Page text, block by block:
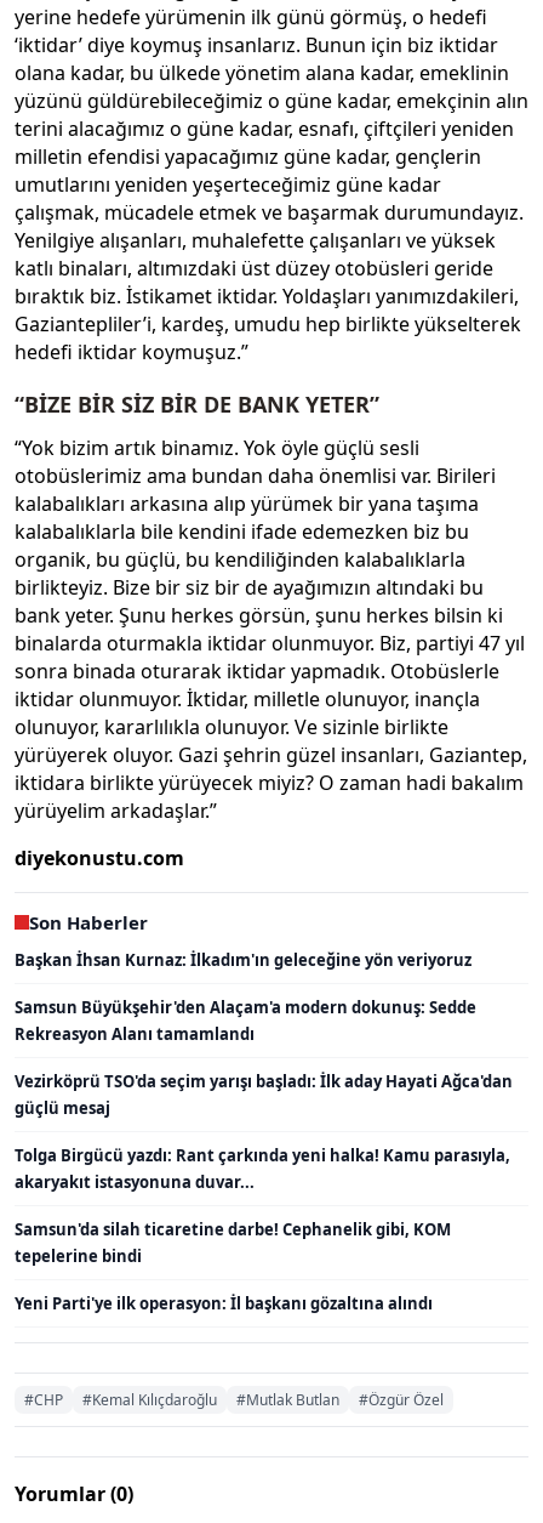
yerine hedefe yürümenin ilk günü görmüş, o hedefi
‘iktidar’ diye koymuş insanlarız. Bunun için biz iktidar
olana kadar, bu ülkede yönetim alana kadar, emeklinin
yüzünü güldürebileceğimiz o güne kadar, emekçinin alın
terini alacağımız o güne kadar, esnafı, çiftçileri yeniden
milletin efendisi yapacağımız güne kadar, gençlerin
umutlarını yeniden yeşerteceğimiz güne kadar
çalışmak, mücadele etmek ve başarmak durumundayız.
Yenilgiye alışanları, muhalefette çalışanları ve yüksek
katlı binaları, altımızdaki üst düzey otobüsleri geride
bıraktık biz. İstikamet iktidar. Yoldaşları yanımızdakileri,
Gaziantepliler’i, kardeş, umudu hep birlikte yükselterek
hedefi iktidar koymuşuz.”
“BİZE BİR SİZ BİR DE BANK YETER”
“Yok bizim artık binamız. Yok öyle güçlü sesli
otobüslerimiz ama bundan daha önemlisi var. Birileri
kalabalıkları arkasına alıp yürümek bir yana taşıma
kalabalıklarla bile kendini ifade edemezken biz bu
organik, bu güçlü, bu kendiliğinden kalabalıklarla
birlikteyiz. Bize bir siz bir de ayağımızın altındaki bu
bank yeter. Şunu herkes görsün, şunu herkes bilsin ki
binalarda oturmakla iktidar olunmuyor. Biz, partiyi 47 yıl
sonra binada oturarak iktidar yapmadık. Otobüslerle
iktidar olunmuyor. İktidar, milletle olunuyor, inançla
olunuyor, kararlılıkla olunuyor. Ve sizinle birlikte
yürüyerek oluyor. Gazi şehrin güzel insanları, Gaziantep,
iktidara birlikte yürüyecek miyiz? O zaman hadi bakalım
yürüyelim arkadaşlar.”
diyekonustu.com
Son Haberler
Başkan İhsan Kurnaz: İlkadım'ın geleceğine yön veriyoruz
Samsun Büyükşehir'den Alaçam'a modern dokunuş: Sedde
Rekreasyon Alanı tamamlandı
Vezirköprü TSO'da seçim yarışı başladı: İlk aday Hayati Ağca'dan
güçlü mesaj
Tolga Birgücü yazdı: Rant çarkında yeni halka! Kamu parasıyla,
akaryakıt istasyonuna duvar...
Samsun'da silah ticaretine darbe! Cephanelik gibi, KOM
tepelerine bindi
Yeni Parti'ye ilk operasyon: İl başkanı gözaltına alındı
#CHP #Kemal Kılıçdaroğlu #Mutlak Butlan #Özgür Özel
Yorumlar (0)